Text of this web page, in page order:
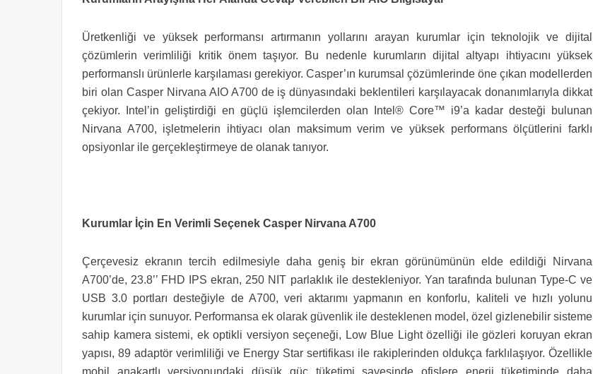
Üretkenliği ve yüksek performansı artırmanın yollarını arayan kurumlar için teknolojik ve dijital
çözümlerin verimliliği kritik önem taşıyor. Bu nedenle kurumların dijital altyapı ihtiyacını yüksek
performanslı ürünlerle karşılaması gerekiyor. Casper’ın kurumsal çözümlerinde öne çıkan modellerden
biri olan Casper Nirvana AIO A700 de iş dünyasındaki beklentileri karşılayacak donanımlarıyla dikkat
çekiyor. Intel’in geliştirdiği en güçlü işlemcilerden olan Intel® Core™ i9’a kadar desteği bulunan
Nirvana A700, işletmelerin ihtiyacı olan maksimum verim ve yüksek performans ölçütlerini farklı
opsiyonlar ile gerçekleştirmeye de olanak tanıyor.
Kurumlar İçin En Verimli Seçenek Casper Nirvana A700
Çerçevesiz ekranın tercih edilmesiyle daha geniş bir ekran görünümünün elde edildiği Nirvana
A700’de, 23.8’’ FHD IPS ekran, 250 NIT parlaklık ile destekleniyor. Yan tarafında bulunan Type-C ve
USB 3.0 portları desteğiyle de A700, veri aktarımı yapmanın en konforlu, kaliteli ve hızlı yolunu
kurumlar için sunuyor. Performansa ek olarak güvenlik ile desteklenen model, özel gizlenebilir sisteme
sahip kamera sistemi, ek optikli versiyon seçeneği, Low Blue Light özelliği ile gözleri koruyan ekran
yapısı, 89 adaptör verimliliği ve Energy Star sertifikası ile rakiplerinden oldukça farklılaşıyor. Özellikle